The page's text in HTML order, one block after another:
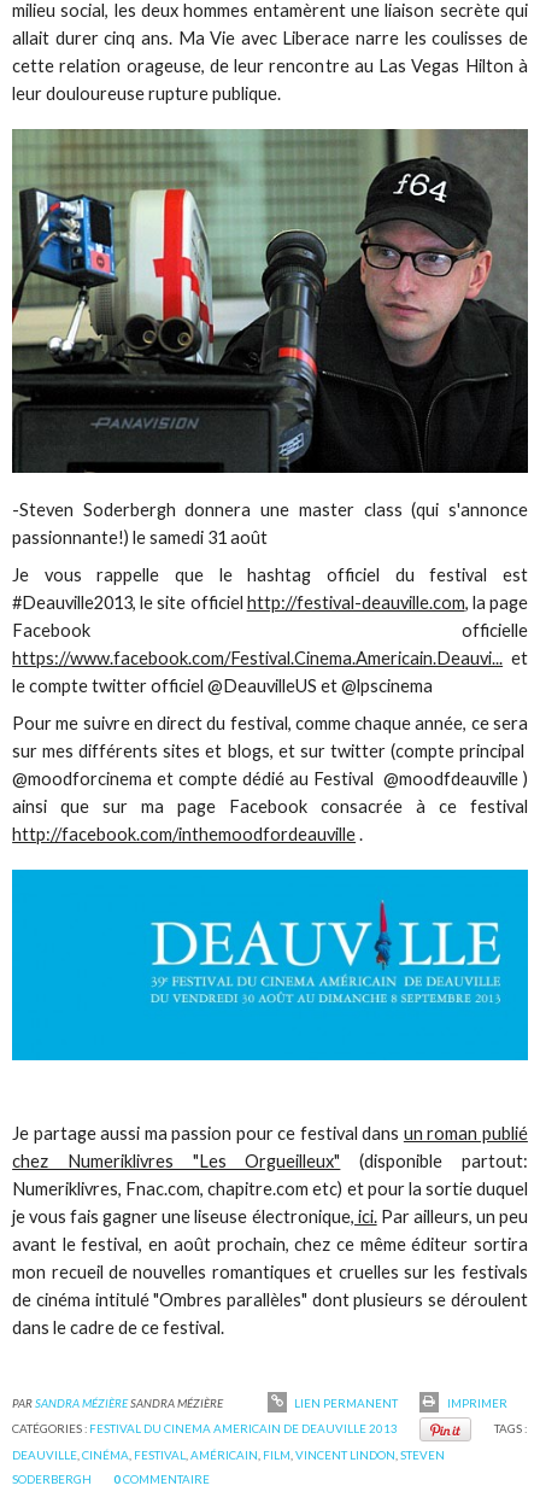
milieu social, les deux hommes entamèrent une liaison secrète qui
allait durer cinq ans. Ma Vie avec Liberace narre les coulisses de
cette relation orageuse, de leur rencontre au Las Vegas Hilton à
leur douloureuse rupture publique.
-Steven Soderbergh donnera une master class (qui s'annonce
passionnante!) le samedi 31 août
Je vous rappelle que le hashtag officiel du festival est
#Deauville2013, le site officiel http://festival-deauville.com, la page
Facebook officielle
https://www.facebook.com/Festival.Cinema.Americain.Deauvi... et
le compte twitter officiel @DeauvilleUS et @lpscinema
Pour me suivre en direct du festival, comme chaque année, ce sera
sur mes différents sites et blogs, et sur twitter (compte principal
@moodforcinema et compte dédié au Festival @moodfdeauville )
ainsi que sur ma page Facebook consacrée à ce festival
http://facebook.com/inthemoodfordeauville.
Je partage aussi ma passion pour ce festival dans un roman publié
chez Numeriklivres "Les Orgueilleux" (disponible partout:
Numeriklivres, Fnac.com, chapitre.com etc) et pour la sortie duquel
je vous fais gagner une liseuse électronique, ici.Par ailleurs, un peu
avant le festival, en août prochain, chez ce même éditeur sortira
mon recueil de nouvelles romantiques et cruelles sur les festivals
de cinéma intitulé "Ombres parallèles" dont plusieurs se déroulent
dans le cadre de ce festival.
PARSANDRA MÉZIÈRESANDRA MÉZIÈRE LIEN PERMANENT
IMPRIMER
CATÉGORIES : FESTIVAL DU CINEMA AMERICAIN DE DEAUVILLE 2013
TAGS :
DEAUVILLE ,CINÉMA FESTIVAL ,AMÉRICAIN FILM ,VINCENT LINDON ,STEVEN
SODERBERGH
0COMMENTAIRE